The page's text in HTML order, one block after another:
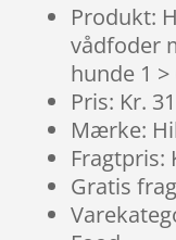
Produkt:
vådfoder
hunde 1 >
Pris: Kr.
Mærke:
Fragtpris:
Gratis